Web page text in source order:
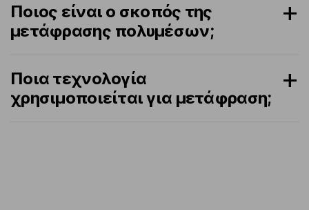
Ποιος είναι ο σκοπός της
μετάφρασης πολυμέσων;
Ποια τεχνολογία
χρησιμοποιείται για μετάφραση;